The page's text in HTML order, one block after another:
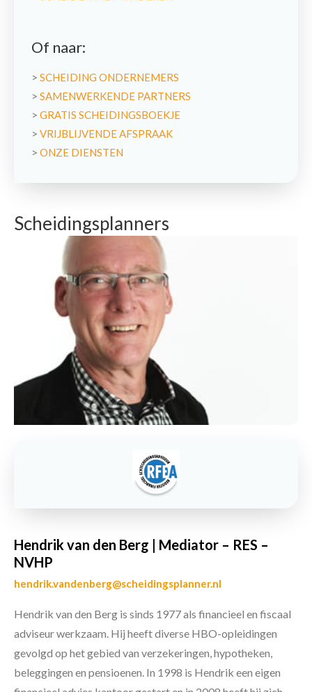
Of naar:
> SCHEIDING ONDERNEMERS
> SAMENWERKENDE PARTNERS
> GRATIS SCHEIDINGSBOEKJE
> VRIJBLIJVENDE AFSPRAAK
> ONZE DIENSTEN
Scheidingsplanners
Hendrik van den Berg | Mediator – RES –
NVHP
hendrik.vandenberg@scheidingsplanner.nl
Hendrik van den Berg is sinds 1977 als financieel en fiscaal
adviseur werkzaam. Hij heeft diverse HBO-opleidingen
gevolgd op het gebied van verzekeringen, hypotheken,
beleggingen en pensioenen. In 1998 is Hendrik een eigen